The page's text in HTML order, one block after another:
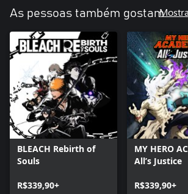
As pessoas também gostam
BLEACH Rebirth of
Souls
R$339,90+
MY HERO
All’s Justice
R$339,90+